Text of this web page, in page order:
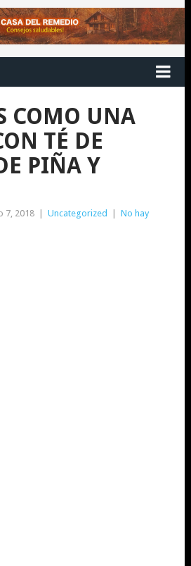
COMO UNA
TÉ DE
PIÑA Y
7, 2018 Uncategorized
No hay